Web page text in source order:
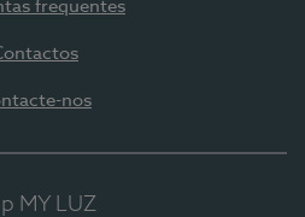
frequentes
nos
MY LUZ